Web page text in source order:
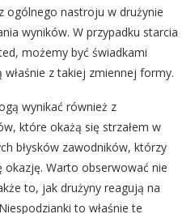
ogólnego nastroju w drużynie
wyników. W przypadku starcia
możemy być świadkami
z takiej zmiennej formy.
wynikać również z
które okażą się strzałem w
błysków zawodników, którzy
Warto obserwować nie
to, jak drużyny reagują na
to właśnie te